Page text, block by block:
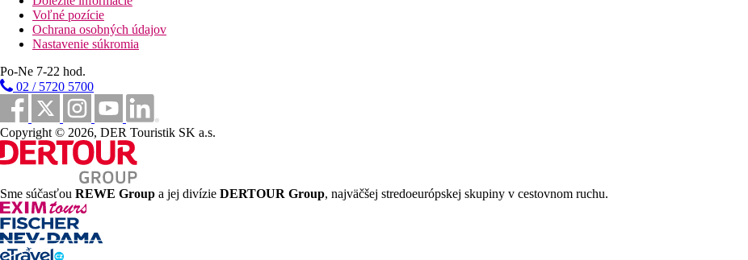
Voľné pozície
Ochrana osobných údajov
Nastavenie súkromia
Po-Ne 7-22 hod.
02 / 5720 5700
Copyright © 2026, DER Touristik SK a.s.
Sme súčasťou REWE Group a jej divízie DERTOUR Group, najväčšej stredoeurópskej skupiny v cestovnom ruchu.